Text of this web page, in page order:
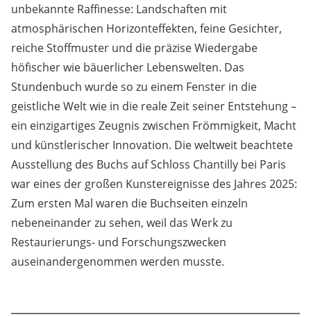
unbekannte Raffinesse: Landschaften mit
atmosphärischen Horizonteffekten, feine Gesichter,
reiche Stoffmuster und die präzise Wiedergabe
höfischer wie bäuerlicher Lebenswelten. Das
Stundenbuch wurde so zu einem Fenster in die
geistliche Welt wie in die reale Zeit seiner Entstehung –
ein einzigartiges Zeugnis zwischen Frömmigkeit, Macht
und künstlerischer Innovation. Die weltweit beachtete
Ausstellung des Buchs auf Schloss Chantilly bei Paris
war eines der großen Kunstereignisse des Jahres 2025:
Zum ersten Mal waren die Buchseiten einzeln
nebeneinander zu sehen, weil das Werk zu
Restaurierungs- und Forschungszwecken
auseinandergenommen werden musste.